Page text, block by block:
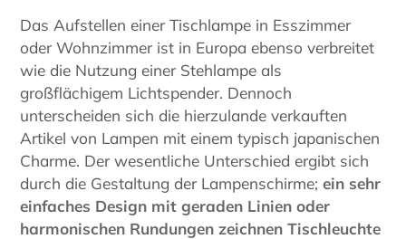
Das Aufstellen einer Tischlampe in Esszimmer
oder Wohnzimmer ist in Europa ebenso verbreitet
wie die Nutzung einer Stehlampe als
großflächigem Lichtspender. Dennoch
unterscheiden sich die hierzulande verkauften
Artikel von Lampen mit einem typisch japanischen
Charme. Der wesentliche Unterschied ergibt sich
durch die Gestaltung der Lampenschirme; ein sehr
einfaches Design mit geraden Linien oder
harmonischen Rundungen zeichnen Tischleuchte